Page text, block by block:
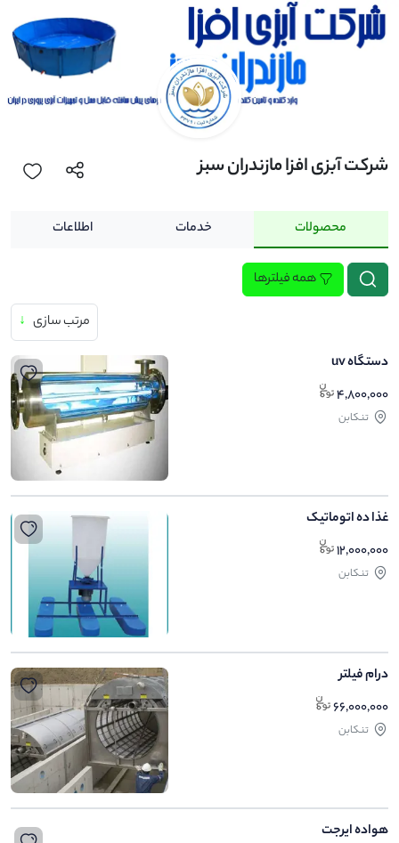
شرکت آبزی افزا مازندران سبز
محصولات خدمات اطلاعات
همه فیلترها
مرتب سازی ↓
دستگاه uv
4,800,000
تنکابن
غذا ده اتوماتیک
12,000,000
تنکابن
درام فیلتر
66,000,000
تنکابن
هواده ایرجت